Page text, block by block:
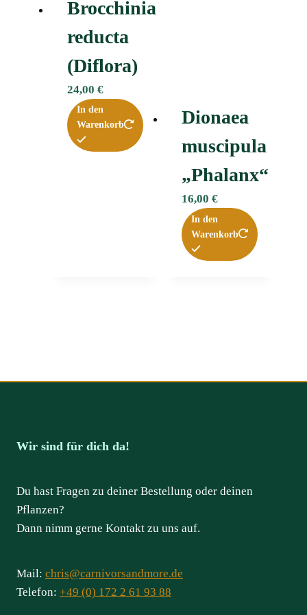
Brocchinia
reducta
(Diflora)
24,00 €
In den
Warenkorb
Dionaea
muscipula
„Phalanx“
16,00 €
In den
Warenkorb
Wir sind für dich da!
Du hast Fragen zu deiner Bestellung oder deinen
Pflanzen?
Dann nimm gerne Kontakt zu uns auf.
Mail: chris@carnivorsandmore.de
Telefon: +49 (0) 172 2 61 93 88